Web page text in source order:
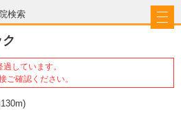
検索
しています。
ご確認ください。
)